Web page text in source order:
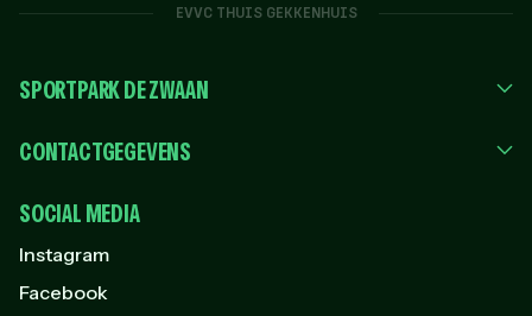
EVVC THUIS GEKKENHUIS
SPORTPARK DE ZWAAN
CONTACTGEGEVENS
SOCIAL MEDIA
Instagram
Facebook